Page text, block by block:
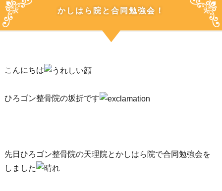
かしはら院と合同勉強会！
こんにちは
ひろゴン整骨院の坂折です
先日ひろゴン整骨院の天理院とかしはら院で合同勉強会を
しました